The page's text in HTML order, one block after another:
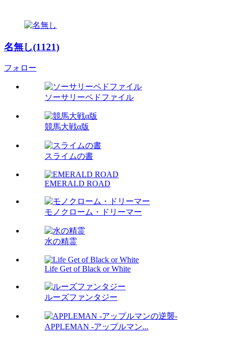
名無し(1121)
フォロー
ソーサリーペドファイル
競馬大戦α版
スライムの書
EMERALD ROAD
モノクローム・ドリーマー
水の精霊
Life Get of Black or White
ルーズファンタジー
APPLEMAN -アップルマン...